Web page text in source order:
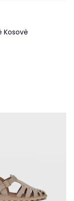
Kosovë